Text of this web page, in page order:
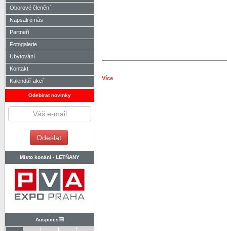
Oborové členění
Napsali o nás
Partneři
Fotogalerie
Ubytování
Kontakt
Kalendář akcí
Odebírat novinky
Místo konání - LETŇANY
Auspices
Více